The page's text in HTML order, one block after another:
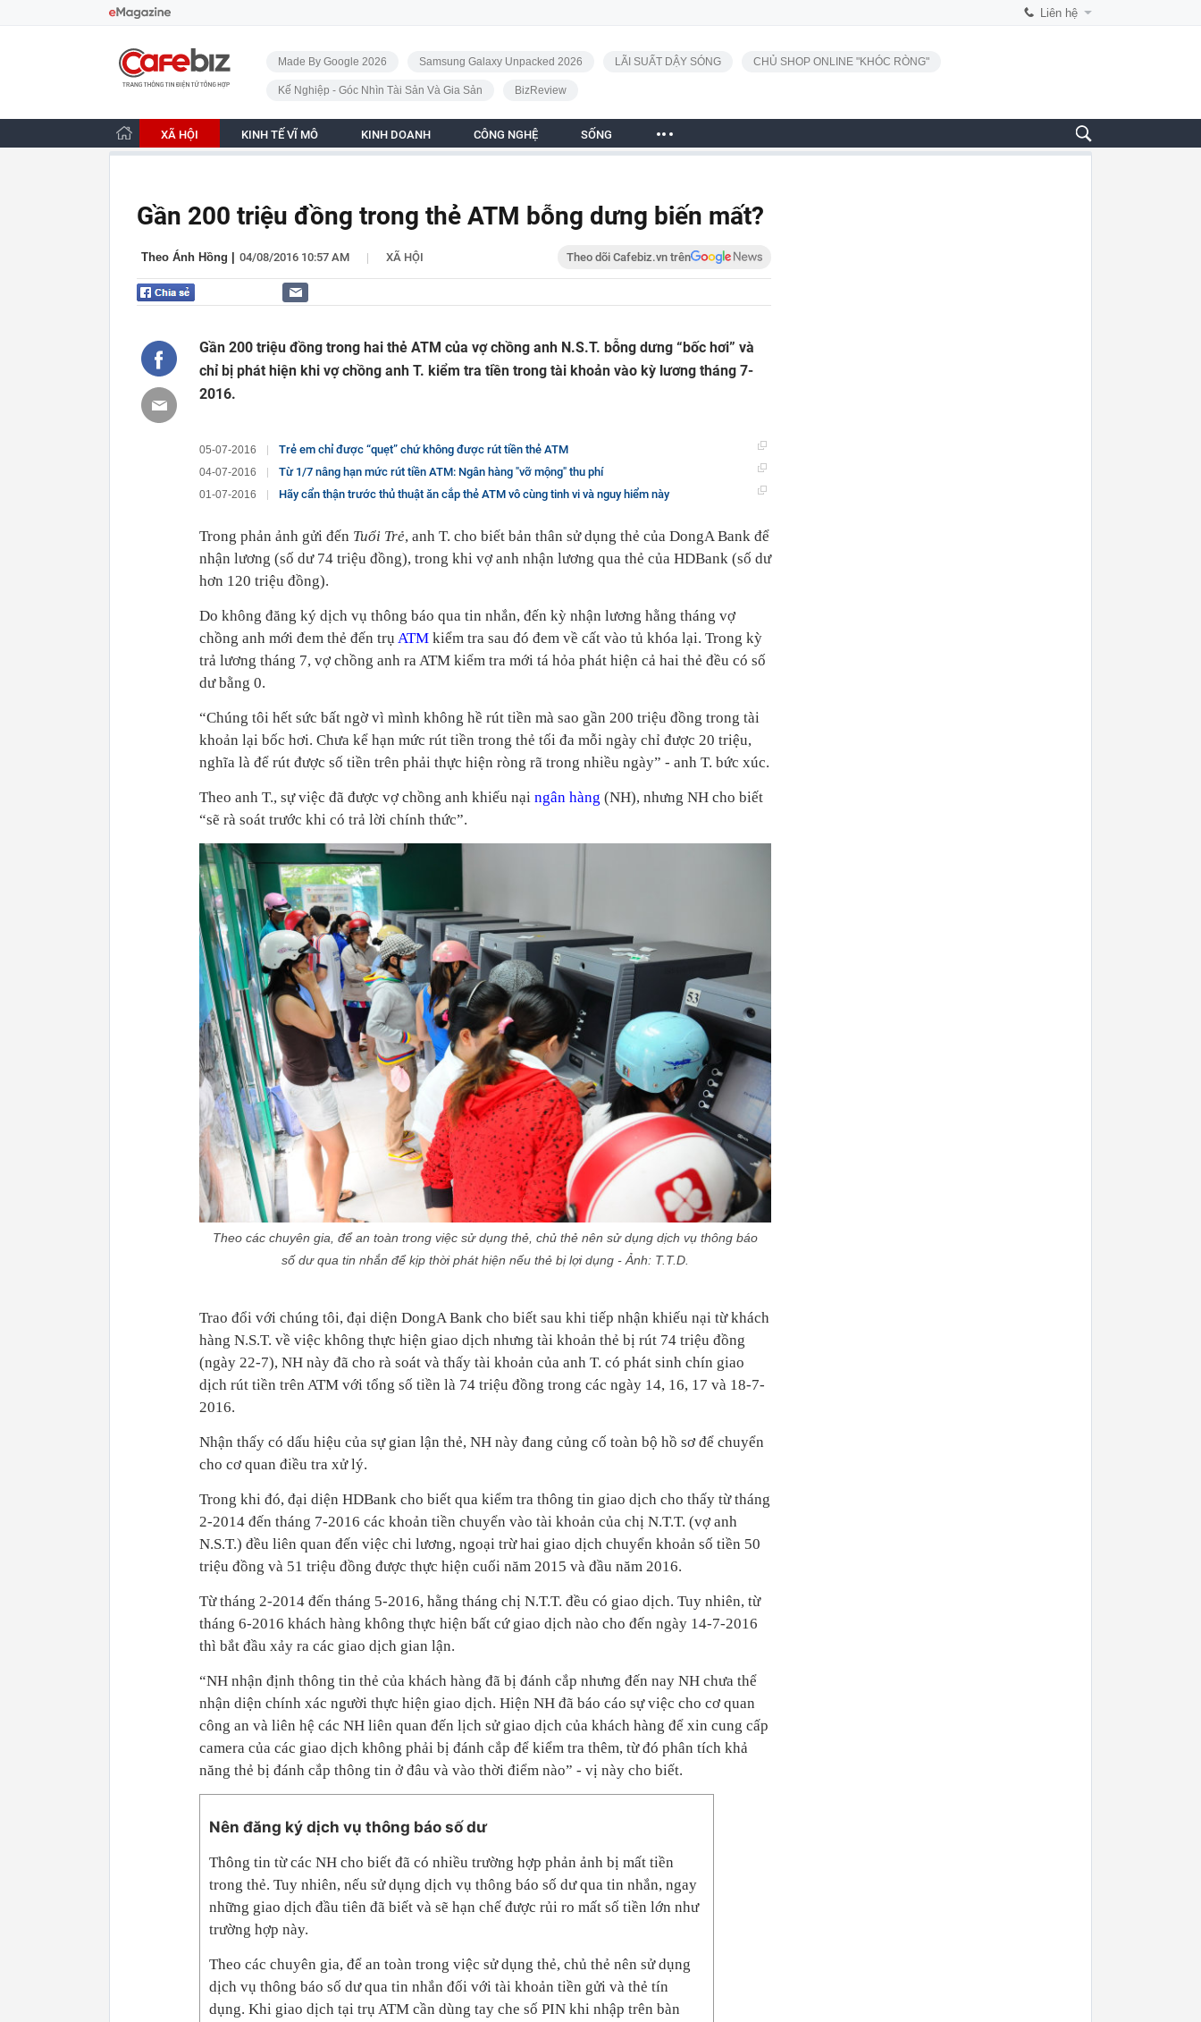
Liên hệ
CafeBiz - Trang chủ
Made By Google 2026 Samsung Galaxy Unpacked 2026 LÃI SUẤT DẬY SÓNG CHỦ SHOP ONLINE "KHÓC RÒNG"
Kế Nghiệp - Góc Nhìn Tài Sản Và Gia Sản BizReview
XÃ HỘI KINH TẾ VĨ MÔ KINH DOANH CÔNG NGHỆ SỐNG
Gần 200 triệu đồng trong thẻ ATM bỗng dưng biến mất?
Theo Ánh Hồng 04/08/2016 10:57 AM | XÃ HỘI Theo dõi Cafebiz.vn trên
Gần 200 triệu đồng trong hai thẻ ATM của vợ chồng anh N.S.T. bỗng dưng “bốc hơi” và
chỉ bị phát hiện khi vợ chồng anh T. kiểm tra tiền trong tài khoản vào kỳ lương tháng 7-
2016.
05-07-2016 Trẻ em chỉ được “quẹt” chứ không được rút tiền thẻ ATM
04-07-2016 Từ 1/7 nâng hạn mức rút tiền ATM: Ngân hàng "vỡ mộng" thu phí
01-07-2016 Hãy cẩn thận trước thủ thuật ăn cắp thẻ ATM vô cùng tinh vi và nguy hiểm này
Trong phản ảnh gửi đến Tuổi Trẻ, anh T. cho biết bản thân sử dụng thẻ của DongA Bank để
nhận lương (số dư 74 triệu đồng), trong khi vợ anh nhận lương qua thẻ của HDBank (số dư
hơn 120 triệu đồng).
Do không đăng ký dịch vụ thông báo qua tin nhắn, đến kỳ nhận lương hằng tháng vợ
chồng anh mới đem thẻ đến trụ ATM kiểm tra sau đó đem về cất vào tủ khóa lại. Trong kỳ
trả lương tháng 7, vợ chồng anh ra ATM kiểm tra mới tá hỏa phát hiện cả hai thẻ đều có số
dư bằng 0.
“Chúng tôi hết sức bất ngờ vì mình không hề rút tiền mà sao gần 200 triệu đồng trong tài
khoản lại bốc hơi. Chưa kể hạn mức rút tiền trong thẻ tối đa mỗi ngày chỉ được 20 triệu,
nghĩa là để rút được số tiền trên phải thực hiện ròng rã trong nhiều ngày” - anh T. bức xúc.
Theo anh T., sự việc đã được vợ chồng anh khiếu nại ngân hàng (NH), nhưng NH cho biết
“sẽ rà soát trước khi có trả lời chính thức”.
Theo các chuyên gia, để an toàn trong việc sử dụng thẻ, chủ thẻ nên sử dụng dịch vụ thông báo
số dư qua tin nhắn để kịp thời phát hiện nếu thẻ bị lợi dụng - Ảnh: T.T.D.
Trao đổi với chúng tôi, đại diện DongA Bank cho biết sau khi tiếp nhận khiếu nại từ khách
hàng N.S.T. về việc không thực hiện giao dịch nhưng tài khoản thẻ bị rút 74 triệu đồng
(ngày 22-7), NH này đã cho rà soát và thấy tài khoản của anh T. có phát sinh chín giao
dịch rút tiền trên ATM với tổng số tiền là 74 triệu đồng trong các ngày 14, 16, 17 và 18-7-
2016.
Nhận thấy có dấu hiệu của sự gian lận thẻ, NH này đang củng cố toàn bộ hồ sơ để chuyển
cho cơ quan điều tra xử lý.
Trong khi đó, đại diện HDBank cho biết qua kiểm tra thông tin giao dịch cho thấy từ tháng
2-2014 đến tháng 7-2016 các khoản tiền chuyển vào tài khoản của chị N.T.T. (vợ anh
N.S.T.) đều liên quan đến việc chi lương, ngoại trừ hai giao dịch chuyển khoản số tiền 50
triệu đồng và 51 triệu đồng được thực hiện cuối năm 2015 và đầu năm 2016.
Từ tháng 2-2014 đến tháng 5-2016, hằng tháng chị N.T.T. đều có giao dịch. Tuy nhiên, từ
tháng 6-2016 khách hàng không thực hiện bất cứ giao dịch nào cho đến ngày 14-7-2016
thì bắt đầu xảy ra các giao dịch gian lận.
“NH nhận định thông tin thẻ của khách hàng đã bị đánh cắp nhưng đến nay NH chưa thể
nhận diện chính xác người thực hiện giao dịch. Hiện NH đã báo cáo sự việc cho cơ quan
công an và liên hệ các NH liên quan đến lịch sử giao dịch của khách hàng để xin cung cấp
camera của các giao dịch không phải bị đánh cắp để kiểm tra thêm, từ đó phân tích khả
năng thẻ bị đánh cắp thông tin ở đâu và vào thời điểm nào” - vị này cho biết.
Nên đăng ký dịch vụ thông báo số dư
Thông tin từ các NH cho biết đã có nhiều trường hợp phản ảnh bị mất tiền
trong thẻ. Tuy nhiên, nếu sử dụng dịch vụ thông báo số dư qua tin nhắn, ngay
những giao dịch đầu tiên đã biết và sẽ hạn chế được rủi ro mất số tiền lớn như
trường hợp này.
Theo các chuyên gia, để an toàn trong việc sử dụng thẻ, chủ thẻ nên sử dụng
dịch vụ thông báo số dư qua tin nhắn đối với tài khoản tiền gửi và thẻ tín
dụng. Khi giao dịch tại trụ ATM cần dùng tay che số PIN khi nhập trên bàn